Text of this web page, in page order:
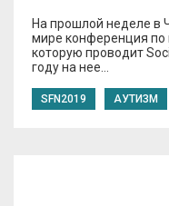
На прошлой неделе в
мире конференция по
которую проводит
году на нее…
SFN2019 АУТИЗМ